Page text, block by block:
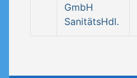
GmbH
SanitätsHdl.